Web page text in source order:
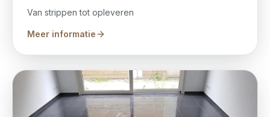
Van strippen tot opleveren
Meer informatie